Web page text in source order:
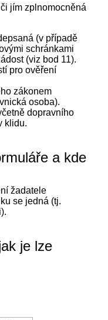
jím zplnomocněná
(v případě
schránkami
(viz bod 11).
pro ověření
zákonem
osoba).
dopravního
klidu.
a kde
žadatele
se jedná (tj.
je lze